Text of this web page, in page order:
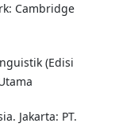
Cambridge
(Edisi
Jakarta: PT.